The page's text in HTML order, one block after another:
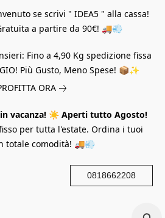
se scrivi " IDEA5 " alla cassa!
a partire da 90€! 🚚💨
Fino a 4,90 Kg spedizione fissa
Più Gusto, Meno Spese! 📦✨
ORA
vacanza! ☀️ Aperti tutto Agosto!
per tutta l'estate. Ordina i tuoi
totale comodità! 🚚💨
0818662208